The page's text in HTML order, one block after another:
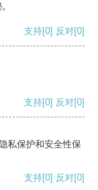
支持[0] 反对[0]
支持[0] 反对[0]
私保护和安全性保
支持[0] 反对[0]